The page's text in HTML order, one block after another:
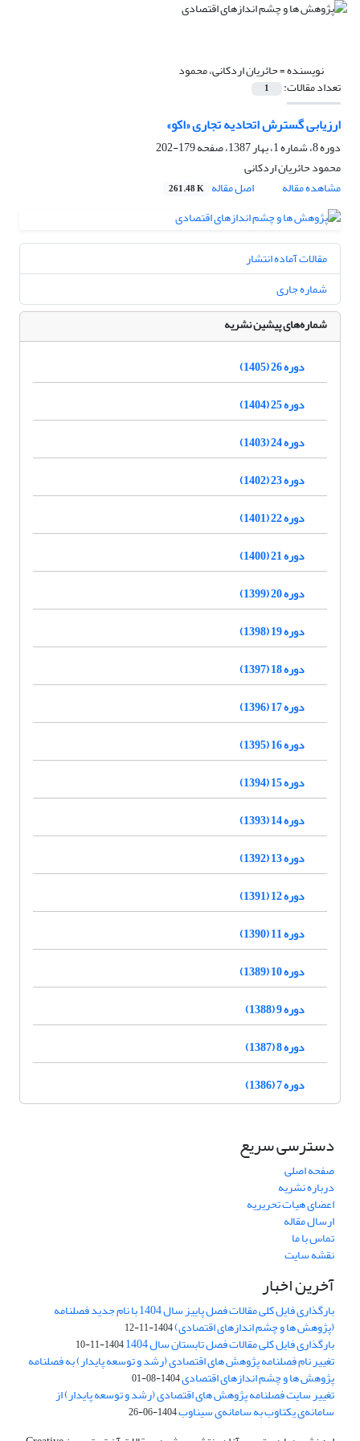
نویسنده =حائریان اردکانی، محمود
تعداد مقالات: 1
ارزیابی گسترش اتحادیه تجاری «اکو»
دوره 8، شماره 1، بهار 1387، صفحه
179-202
محمود حائریان اردکانی
مشاهده مقاله
اصل مقاله 261.48 K
مقالات آماده انتشار
شماره جاری
شماره‌های پیشین نشریه
دوره 26 (1405)
دوره 25 (1404)
دوره 24 (1403)
دوره 23 (1402)
دوره 22 (1401)
دوره 21 (1400)
دوره 20 (1399)
دوره 19 (1398)
دوره 18 (1397)
دوره 17 (1396)
دوره 16 (1395)
دوره 15 (1394)
دوره 14 (1393)
دوره 13 (1392)
دوره 12 (1391)
دوره 11 (1390)
دوره 10 (1389)
دوره 9 (1388)
دوره 8 (1387)
دوره 7 (1386)
دسترسی سریع
صفحه اصلی
درباره نشریه
اعضای هیات تحریریه
ارسال مقاله
تماس با ما
نقشه سایت
آخرین اخبار
بارگذاری فایل کلی مقالات فصل پاییز سال 1404 با نام جدید فصلنامه
(پژوهش ها و چشم اندازهای اقتصادی)1404-11-12
بارگذاری فایل کلی مقالات فصل تابستان سال 1404 1404-11-10
تغییر نام فصلنامه پژوهش های اقتصادی (رشد و توسعه پایدار) به فصلنامه
پژوهش ها و چشم اندازهای اقتصادی1404-08-01
تغییر سایت فصلنامه پژوهش های اقتصادی (رشد و توسعه پایدار) از
سامانه‌ی یکتاوب به سامانه‌ی سیناوب1404-06-26